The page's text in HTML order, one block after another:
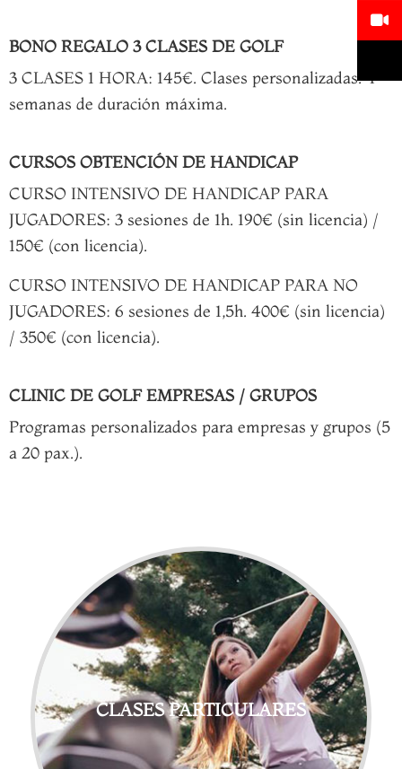
BONO REGALO 3 CLASES DE GOLF
3 CLASES 1 HORA: 145€. Clases personalizadas. 4
semanas de duración máxima.
CURSOS OBTENCIÓN DE HANDICAP
CURSO INTENSIVO DE HANDICAP PARA
JUGADORES: 3 sesiones de 1h. 190€ (sin licencia) /
150€ (con licencia).
CURSO INTENSIVO DE HANDICAP PARA NO
JUGADORES: 6 sesiones de 1,5h. 400€ (sin licencia)
/ 350€ (con licencia).
CLINIC DE GOLF EMPRESAS / GRUPOS
Programas personalizados para empresas y grupos (5
a 20 pax.).
CLASES PARTICULARES